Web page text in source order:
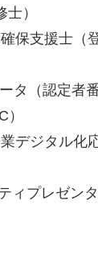
）
保支援士（
タ（認定者
デジタル化
ィプレゼン